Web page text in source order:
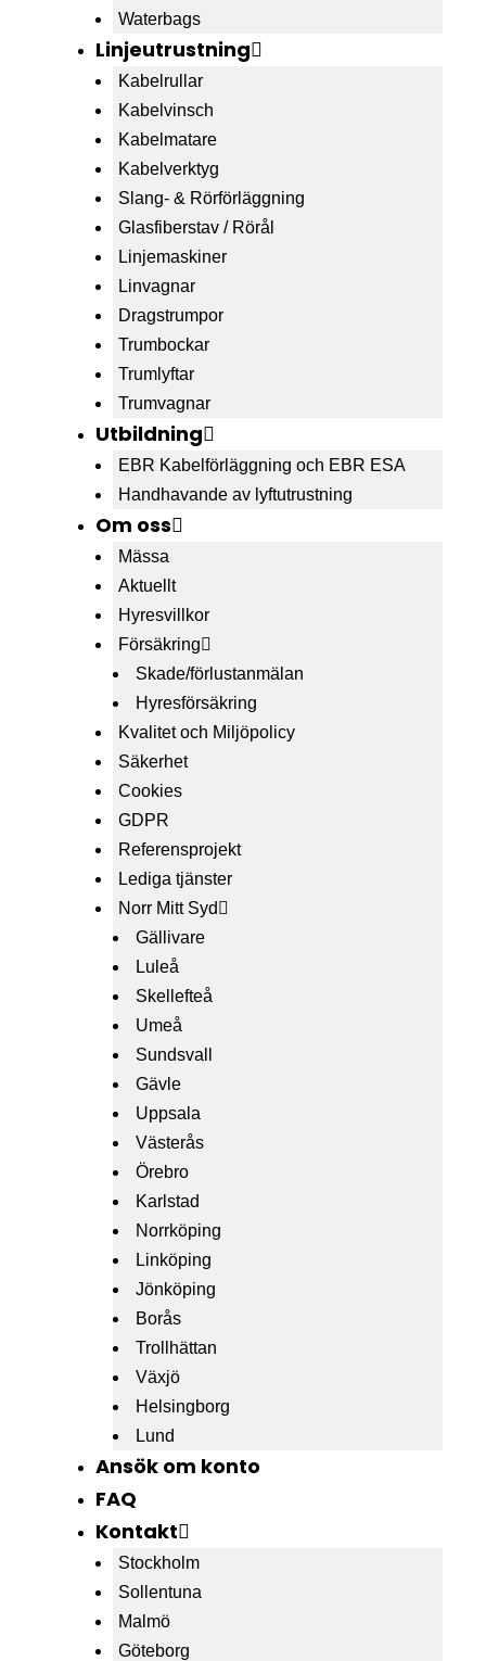
Waterbags
Linjeutrustning
Kabelrullar
Kabelvinsch
Kabelmatare
Kabelverktyg
Slang- & Rörförläggning
Glasfiberstav / Rörål
Linjemaskiner
Linvagnar
Dragstrumpor
Trumbockar
Trumlyftar
Trumvagnar
Utbildning
EBR Kabelförläggning och EBR ESA
Handhavande av lyftutrustning
Om oss
Mässa
Aktuellt
Hyresvillkor
Försäkring
Skade/förlustanmälan
Hyresförsäkring
Kvalitet och Miljöpolicy
Säkerhet
Cookies
GDPR
Referensprojekt
Lediga tjänster
Norr Mitt Syd
Gällivare
Luleå
Skellefteå
Umeå
Sundsvall
Gävle
Uppsala
Västerås
Örebro
Karlstad
Norrköping
Linköping
Jönköping
Borås
Trollhättan
Växjö
Helsingborg
Lund
Ansök om konto
FAQ
Kontakt
Stockholm
Sollentuna
Malmö
Göteborg